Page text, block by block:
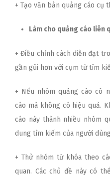
+ Tạo văn bản quảng cáo cụ
Làm cho quảng cáo liên
+ Điều chỉnh cách diễn đạt
gần gũi hơn với cụm từ tìm
+ Nếu nhóm quảng cáo có
cáo mà không có hiệu quả.
cáo này thành nhiều nhóm
dung tìm kiếm của người
+ Thử nhóm từ khóa theo
quan. Các chủ đề này có